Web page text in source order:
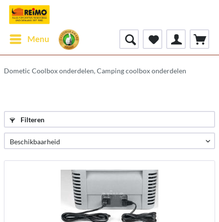
Menu
Dometic Coolbox onderdelen, Camping coolbox onderdelen
Filteren